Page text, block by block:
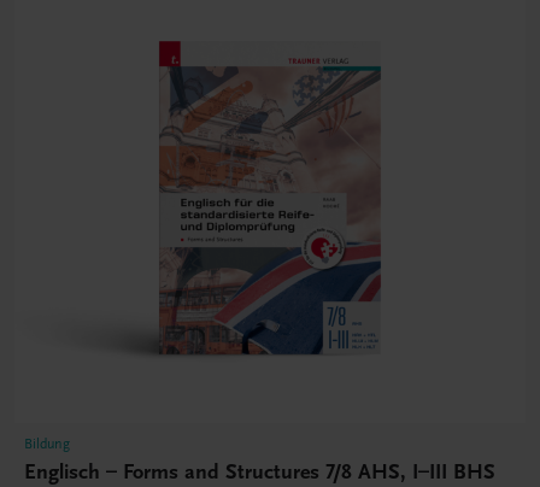
Bildung
Englisch – Forms and Structures 7/8 AHS, I–III BHS